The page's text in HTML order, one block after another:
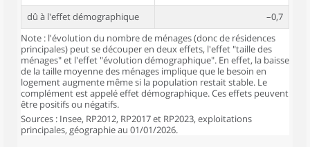
dû à l'effet démographique
–0,7
Note : l'évolution du nombre de ménages (donc de résidences
principales) peut se découper en deux effets, l'effet "taille des
ménages" et l'effet "évolution démographique". En effet, la baisse
de la taille moyenne des ménages implique que le besoin en
logement augmente même si la population restait stable. Le
complément est appelé effet démographique. Ces effets peuvent
être positifs ou négatifs.
Sources : Insee, RP2012, RP2017 et RP2023, exploitations
principales, géographie au 01/01/2026.